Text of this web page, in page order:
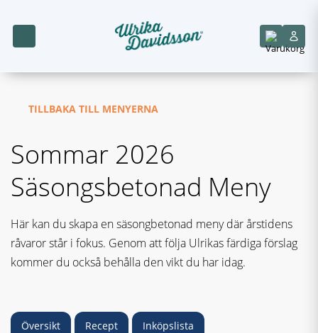
TILLBAKA TILL MENYERNA
Sommar 2026
Säsongsbetonad Meny
Här kan du skapa en säsongbetonad meny där årstidens
råvaror står i fokus. Genom att följa Ulrikas färdiga förslag
kommer du också behålla den vikt du har idag.
Översikt Recept Inköpslista